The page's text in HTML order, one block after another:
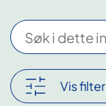
S
ø
i
Vis filter